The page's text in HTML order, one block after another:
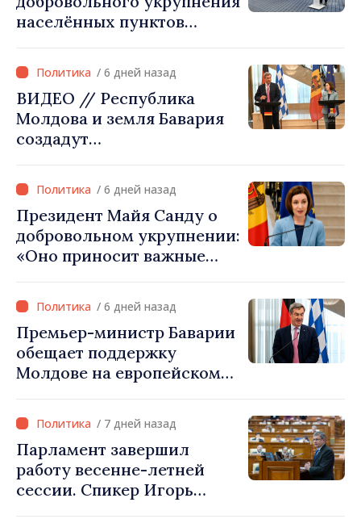
заслуживает быть в
Европейском союзе»
населённых пунктов
/ 6 дней назад
ВИДЕО // Республика
Молдова и земля Бавария
создадут
комиссию по
экономическому
сотрудничеству
/ 6 дней назад
Президент Майя Санду о
добровольном укрупнении:
«Оно приносит важные
проектов»
/ 6 дней назад
Премьер-министр Баварии
обещает поддержку
Молдове на европейском
Молдова должна занять
своё место в Европейском
союзе»
/ 7 дней назад
Парламент завершил
работу весенне-летней
сессии. Спикер Игорь